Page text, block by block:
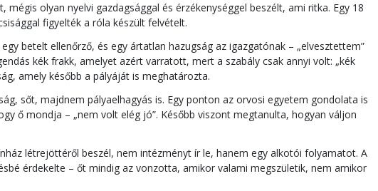
olyan nyelvi gazdagsággal és érzékenységgel beszélt, ami ritka. Egy 18
figyelték a róla készült felvételt.
betelt ellenőrző, és egy ártatlan hazugság az igazgatónak – „elvesztettem”
kék frakk, amelyet azért varratott, mert a szabály csak annyi volt: „kék
amely később a pályáját is meghatározta.
sőt, majdnem pályaelhagyás is. Egy ponton az orvosi egyetem gondolata is
ő mondja – „nem volt elég jó”. Később viszont megtanulta, hogyan váljon
létrejöttéről beszél, nem intézményt ír le, hanem egy alkotói folyamatot. A
érdekelte – őt mindig az vonzotta, amikor valami megszületik, nem amikor